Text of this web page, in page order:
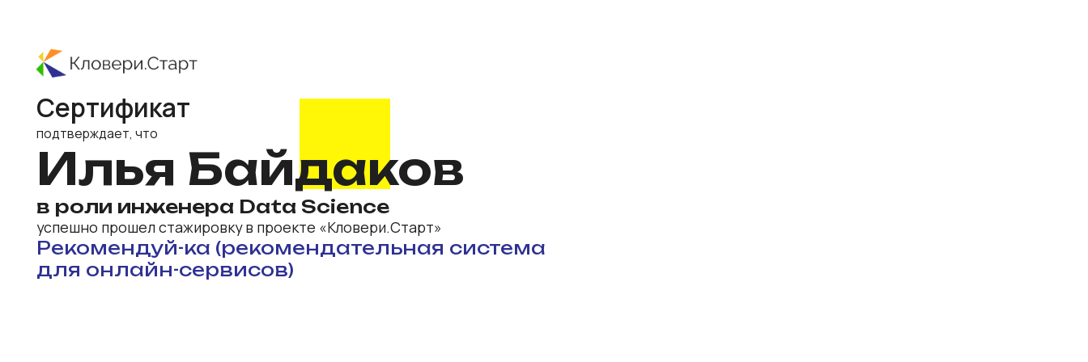
Сертификат
подтверждает, что
Илья Байдаков
в роли инженера Data Science
успешно прошел стажировку в проекте «Кловери.Старт»
Рекомендуй-ка (рекомендательная система
для онлайн-сервисов)